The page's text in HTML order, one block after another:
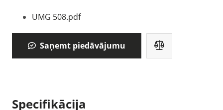
UMG 508.pdf
Saņemt piedāvājumu
Specifikācija